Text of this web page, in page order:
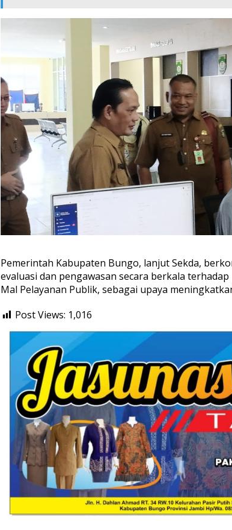
Pemerintah Kabupaten Bungo, lanjut Sekda,
evaluasi dan pengawasan secara berkala
Mal Pelayanan Publik, sebagai upaya
Post Views: 1,016